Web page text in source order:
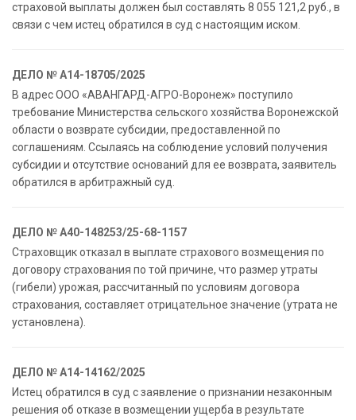
страховой выплаты должен был составлять 8 055 121,2 руб., в
связи с чем истец обратился в суд с настоящим иском.
ДЕЛО № А14-18705/2025
В адрес ООО «АВАНГАРД-АГРО-Воронеж» поступило
требование Министерства сельского хозяйства Воронежской
области о возврате субсидии, предоставленной по
соглашениям. Ссылаясь на соблюдение условий получения
субсидии и отсутствие оснований для ее возврата, заявитель
обратился в арбитражный суд.
ДЕЛО № А40-148253/25-68-1157
Страховщик отказал в выплате страхового возмещения по
договору страхования по той причине, что размер утраты
(гибели) урожая, рассчитанный по условиям договора
страхования, составляет отрицательное значение (утрата не
установлена).
ДЕЛО № А14-14162/2025
Истец обратился в суд с заявление о признании незаконным
решения об отказе в возмещении ущерба в результате